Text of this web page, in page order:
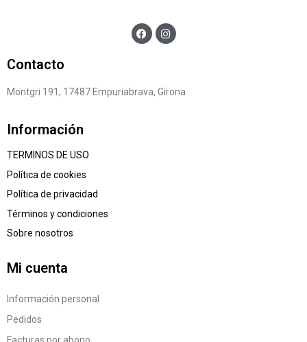
Contacto
Montgri 191, 17487 Empuriabrava, Girona
Información
TERMINOS DE USO
Política de cookies
Política de privacidad
Términos y condiciones
Sobre nosotros
Mi cuenta
Información personal
Pedidos